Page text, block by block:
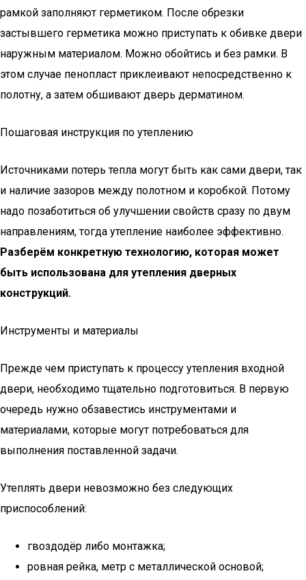
рамкой заполняют герметиком. После обрезки
застывшего герметика можно приступать к обивке двери
наружным материалом. Можно обойтись и без рамки. В
этом случае пенопласт приклеивают непосредственно к
полотну, а затем обшивают дверь дерматином.
Пошаговая инструкция по утеплению
Источниками потерь тепла могут быть как сами двери, так
и наличие зазоров между полотном и коробкой. Потому
надо позаботиться об улучшении свойств сразу по двум
направлениям, тогда утепление наиболее эффективно.
Разберём конкретную технологию, которая может
быть использована для утепления дверных
конструкций.
Инструменты и материалы
Прежде чем приступать к процессу утепления входной
двери, необходимо тщательно подготовиться. В первую
очередь нужно обзавестись инструментами и
материалами, которые могут потребоваться для
выполнения поставленной задачи.
Утеплять двери невозможно без следующих
приспособлений:
гвоздодёр либо монтажка;
ровная рейка, метр с металлической основой;